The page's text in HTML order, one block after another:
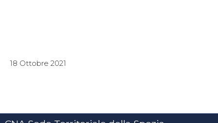
18 Ottobre 2021